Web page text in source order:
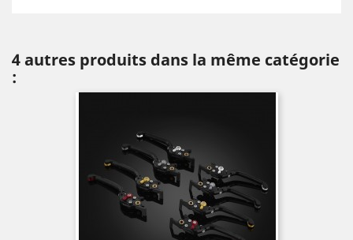
4 autres produits dans la même catégorie
: